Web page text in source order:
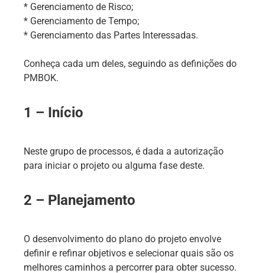
* Gerenciamento de Risco;
* Gerenciamento de Tempo;
* Gerenciamento das Partes Interessadas.
Conheça cada um deles, seguindo as definições do
PMBOK.
1 – Início
Neste grupo de processos, é dada a autorização
para iniciar o projeto ou alguma fase deste.
2 – Planejamento
O desenvolvimento do plano do projeto envolve
definir e refinar objetivos e selecionar quais são os
melhores caminhos a percorrer para obter sucesso.